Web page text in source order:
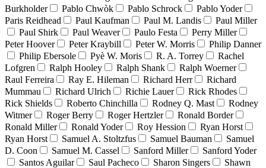
Burkholder
Pablo Chwòk Pablo Schrock
Pablo Yoder
Paris Reidhead
Paul Kaufman Paul M. Landis
Paul Miller
Paul Shirk
Paul Weaver Paulo Festa
Perry Miller
Peter Hoover
Peter Kraybill Peter W. Morris
Philip Danner
Philip Ebersole
Pyè W. Moris R. A. Torrey
Rachel
Lofgren
Ralph Hooley Ralph Shank
Ralph Woerner
Raul Ferreira
Ray E. Hileman Richard Herr
Richard
Mummau
Richard Ulrich Richie Lauer
Rick Rhodes
Rick Shields
Roberto Chinchilla Rodney Q. Mast
Rodney
Witmer
Roger Berry Roger Hertzler
Ronald Border
Ronald Miller
Ronald Yoder Roy Hession
Ryan Horst
Ryan Horst
Samuel A. Stoltzfus Samuel Bauman
Samuel
D. Coon
Samuel M. Cassel Sanford Miller
Sanford Yoder
Santos Aguilar
Saul Pacheco Sharon Singers
Shawn